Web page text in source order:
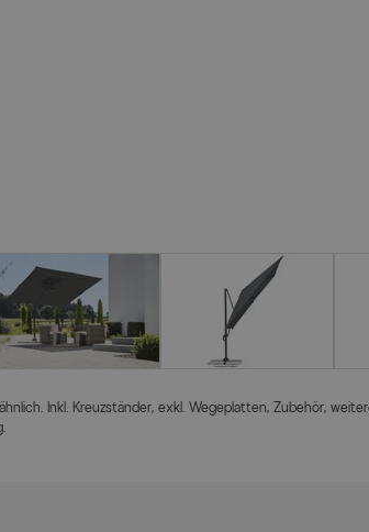
Inkl. Kreuzständer, exkl. Wegeplatten, Zubehör,